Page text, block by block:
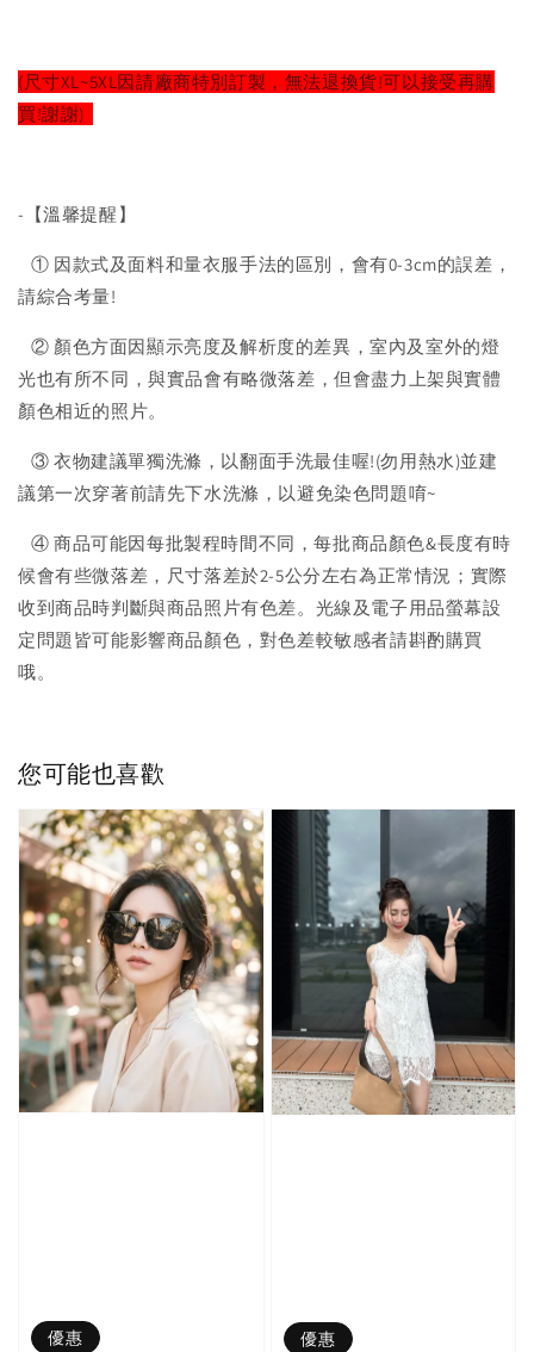
(尺寸XL~5XL因請廠商特別訂製，無法退換貨!可以接受再購
買!謝謝)
-【溫馨提醒】
① 因款式及面料和量衣服手法的區別，會有0-3cm的誤差，
請綜合考量!
② 顏色方面因顯示亮度及解析度的差異，室內及室外的燈
光也有所不同，與實品會有略微落差，但會盡力上架與實體
顏色相近的照片。
③ 衣物建議單獨洗滌，以翻面手洗最佳喔!(勿用熱水)並建
議第一次穿著前請先下水洗滌，以避免染色問題唷~
④ 商品可能因每批製程時間不同，每批商品顏色&長度有時
候會有些微落差，尺寸落差於2-5公分左右為正常情況；實際
收到商品時判斷與商品照片有色差。光線及電子用品螢幕設
定問題皆可能影響商品顏色，對色差較敏感者請斟酌購買
哦。
您可能也喜歡
優惠 優惠